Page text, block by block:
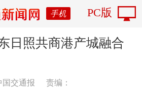
手机 PC版
日照共商港产城融合
国交通报
责编：